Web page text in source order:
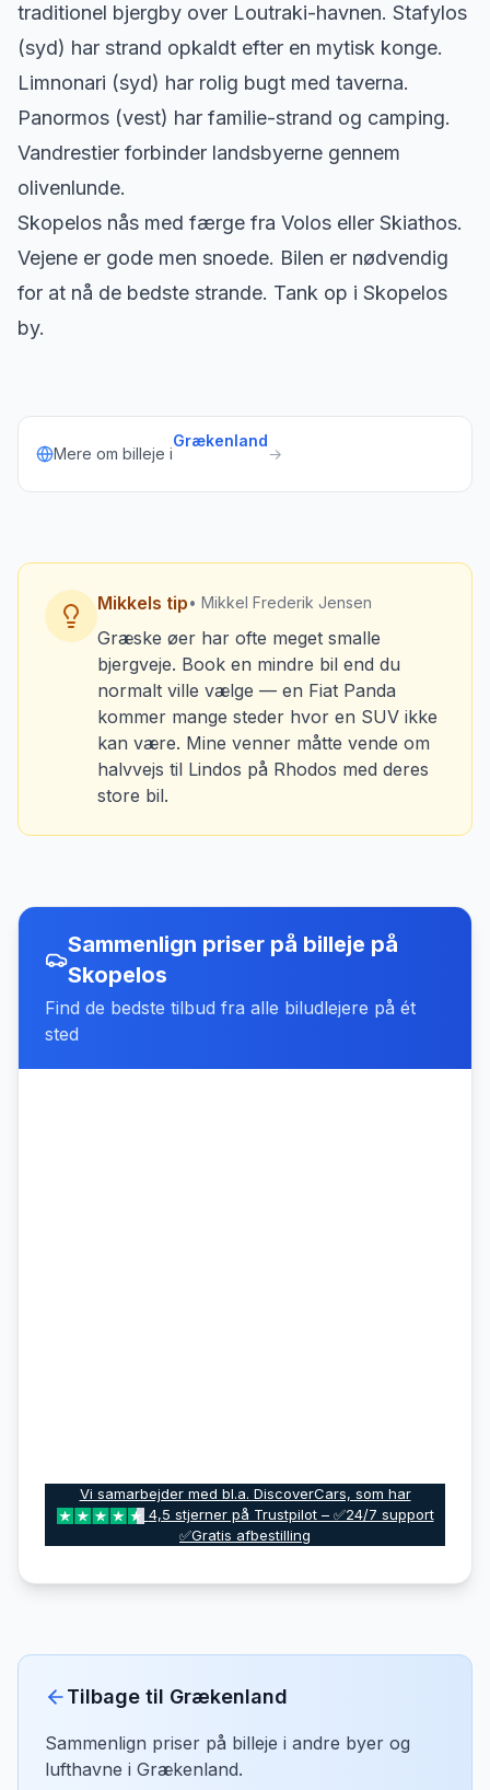
traditionel bjergby over Loutraki-havnen. Stafylos
(syd) har strand opkaldt efter en mytisk konge.
Limnonari (syd) har rolig bugt med taverna.
Panormos (vest) har familie-strand og camping.
Vandrestier forbinder landsbyerne gennem
olivenlunde.
Skopelos nås med færge fra Volos eller Skiathos.
Vejene er gode men snoede. Bilen er nødvendig
for at nå de bedste strande. Tank op i Skopelos
by.
Mere om billeje i
Grækenland
→
Mikkels tip• Mikkel Frederik Jensen
Græske øer har ofte meget smalle
bjergveje. Book en mindre bil end du
normalt ville vælge — en Fiat Panda
kommer mange steder hvor en SUV ikke
kan være. Mine venner måtte vende om
halvvejs til Lindos på Rhodos med deres
store bil.
Sammenlign priser på billeje på
Skopelos
Find de bedste tilbud fra alle biludlejere på ét
sted
Vi samarbejder med bl.a. DiscoverCars, som har
4,5 stjerner på Trustpilot – ✅24/7 support
✅Gratis afbestilling
Tilbage til Grækenland
Sammenlign priser på billeje i andre byer og
lufthavne i Grækenland.